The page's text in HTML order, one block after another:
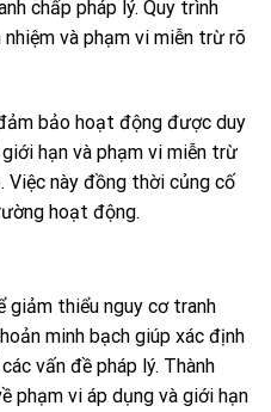
chấp pháp lý. Quy trình
và phạm vi miễn trừ rõ
bảo hoạt động được duy
hạn và phạm vi miễn trừ
Việc này đồng thời củng cố
hoạt động.
giảm thiểu nguy cơ tranh
minh bạch giúp xác định
vấn đề pháp lý. Thành
phạm vi áp dụng và giới hạn